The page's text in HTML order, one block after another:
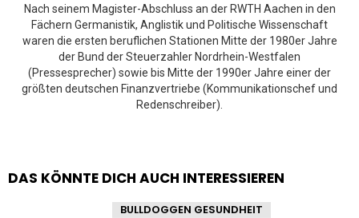
Nach seinem Magister-Abschluss an der RWTH Aachen in den
Fächern Germanistik, Anglistik und Politische Wissenschaft
waren die ersten beruflichen Stationen Mitte der 1980er Jahre
der Bund der Steuerzahler Nordrhein-Westfalen
(Pressesprecher) sowie bis Mitte der 1990er Jahre einer der
größten deutschen Finanzvertriebe (Kommunikationschef und
Redenschreiber).
DAS KÖNNTE DICH AUCH INTERESSIEREN
BULLDOGGEN GESUNDHEIT